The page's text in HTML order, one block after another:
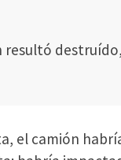
el camión